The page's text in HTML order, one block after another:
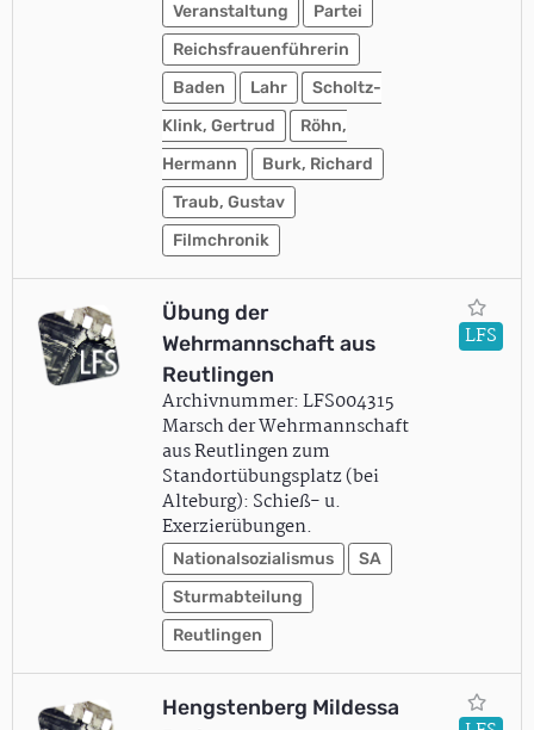
Veranstaltung
Partei
Reichsfrauenführerin
Baden
Lahr
Scholtz-
Klink, Gertrud
Röhn,
Hermann
Burk, Richard
Traub, Gustav
Filmchronik
Übung der
Wehrmannschaft aus
Reutlingen
Archivnummer: LFS004315
Marsch der Wehrmannschaft
aus Reutlingen zum
Standortübungsplatz (bei
Alteburg): Schieß- u.
Exerzierübungen.
Nationalsozialismus
SA
Sturmabteilung
Reutlingen
LFS
Hengstenberg Mildessa